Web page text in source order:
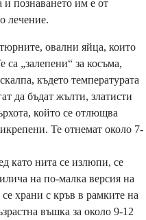
и познаването им е от
лечение.
овални яйца, които
са „залепени“ за косъма,
където температурата
да бъдат жълти, златисти
който се отлющва
Те отнемат около 7-
като нита се излюпи, се
на по-малка версия на
храни с кръв в рамките на
въшка за около 9-12